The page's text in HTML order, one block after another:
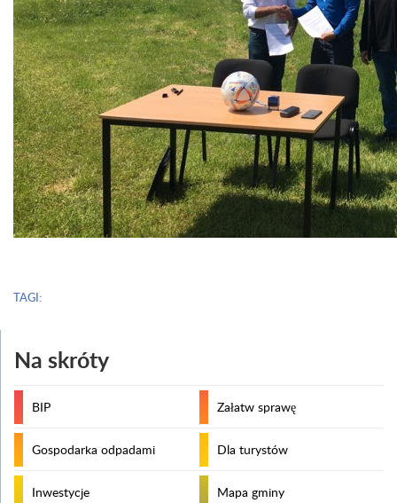
TAGI:
Na skróty
BIP Załatw sprawę
Gospodarka odpadami Dla turystów
Inwestycje Mapa gminy